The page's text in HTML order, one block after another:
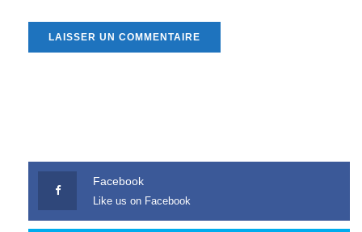
Facebook
Like us on Facebook